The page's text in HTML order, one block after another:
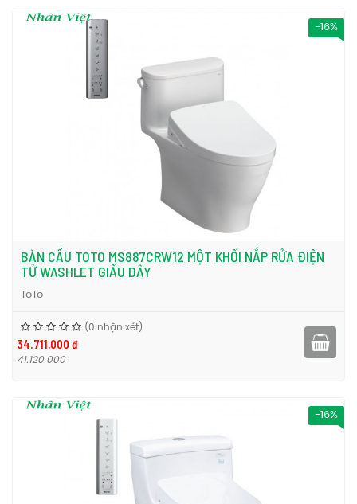
-16%
BÀN CẦU TOTO MS887CRW12 MỘT KHỐI NẮP RỬA ĐIỆN
TỬ WASHLET GIẤU DÂY
ToTo
(0 nhận xét)
34.711.000 đ
41.120.000
-16%